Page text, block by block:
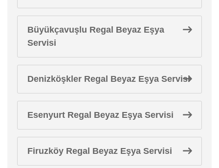
Büyükçavuşlu Regal Beyaz Eşya
Servisi
Denizköşkler Regal Beyaz Eşya Servisi
Esenyurt Regal Beyaz Eşya Servisi
Firuzköy Regal Beyaz Eşya Servisi